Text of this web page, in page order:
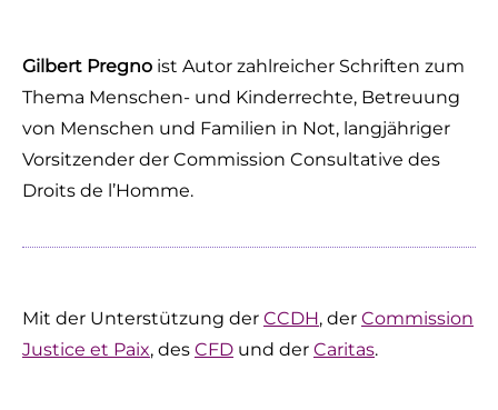
Gilbert Pregno ist Autor zahlreicher Schriften zum
Thema Menschen- und Kinderrechte, Betreuung
von Menschen und Familien in Not, langjähriger
Vorsitzender der Commission Consultative des
Droits de l’Homme.
Mit der Unterstützung der CCDH, der Commission
Justice et Paix, des CFD und der Caritas.